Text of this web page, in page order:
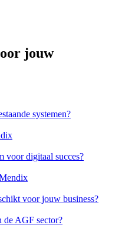
jouw
systemen?
voor digitaal succes?
voor jouw business?
de AGF sector?